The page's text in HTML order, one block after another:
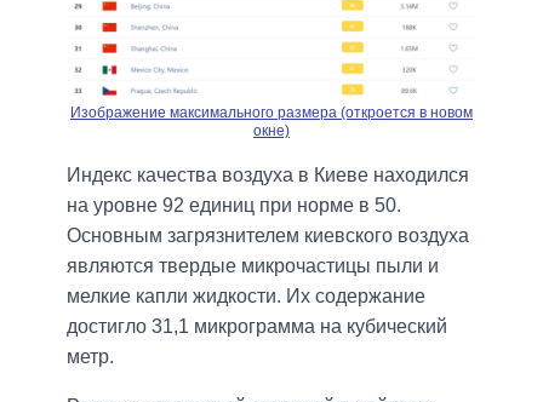
Изображение максимального размера (откроется в новом
окне)
Индекс качества воздуха в Киеве находился
на уровне 92 единиц при норме в 50.
Основным загрязнителем киевского воздуха
являются твердые микрочастицы пыли и
мелкие капли жидкости. Их содержание
достигло 31,1 микрограмма на кубический
метр.